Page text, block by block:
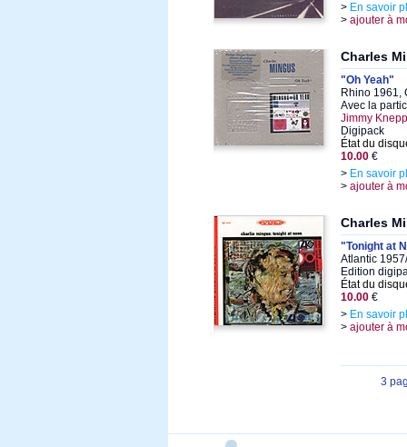
> En savoir
> ajouter à
Charles
"Oh Yeah"
Rhino 1961,
Avec la
Jimmy
Digipack
État du
10.00 €
> En savoir
> ajouter à
Charles
"Tonight at
Atlantic
Edition
État du
10.00 €
> En savoir
> ajouter à
3